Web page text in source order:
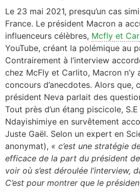
Le 23 mai 2021, presqu’un cas
France. Le président Macron a
influenceurs célèbres, Mcfly et
YouTube, créant la polémique au
Contrairement à l’interview
chez McFly et Carlito, Macron n’y
concours d’anecdotes. Alors que,
président Neva parlait des
Tout près d’un étang piscicole,
Ndayishimiye en survêtement
Juste Gaël. Selon un expert en
anonymat), « c’est une stratégie
efficace de la part du président
voir où s’est déroulée l’interview,
C’est pour montrer que le